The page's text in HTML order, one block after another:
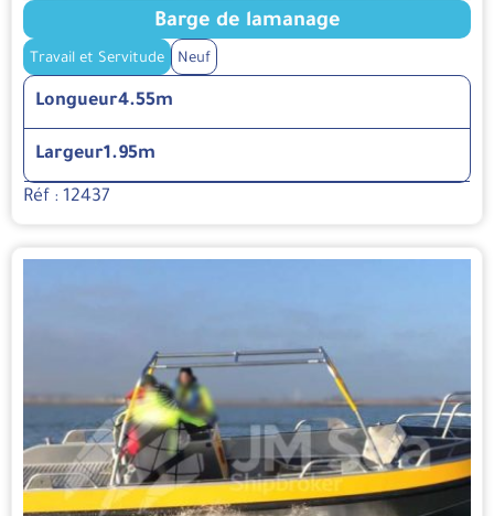
Barge de lamanage
Travail et Servitude Neuf
Longueur4.55m
Largeur1.95m
Réf : 12437